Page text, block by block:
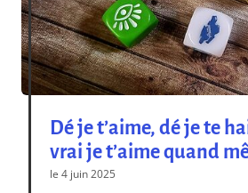
Dé je t’aime, dé je te
vrai je t’aime quand
le 4 juin 2025